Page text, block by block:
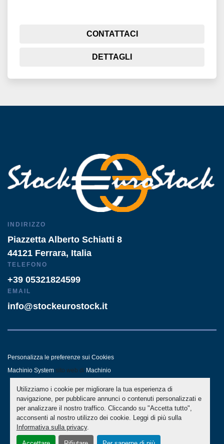
Utilizziamo i cookie per migliorare la tua esperienza di
navigazione, per pubblicare annunci o contenuti personalizzati e
per analizzare il nostro traffico. Cliccando su "Accetta tutto",
acconsenti al nostro utilizzo dei cookie. Leggi di più sulla
Informativa sulla privacy.
CONTATTACI
DETTAGLI
INDIRIZZO
Piazzetta Alberto Schiatti 8
44121 Ferrara, Italia
TELEFONO
+39 05321824599
EMAIL
info@stockeurostock.it
Personalizza le preferenze sui Cookies
Machinio System sito web di Machinio
- LINKEDIN - WHATSAPP